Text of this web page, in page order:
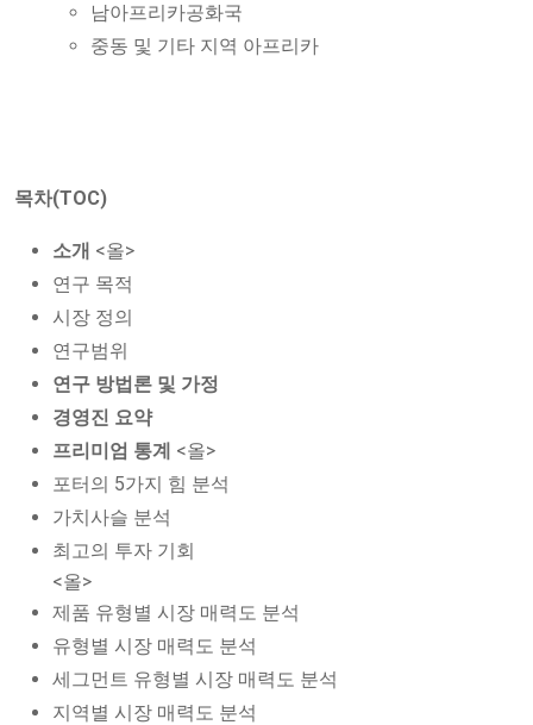
남아프리카공화국
중동 및 기타 지역 아프리카
목차(TOC)
소개 <올>
연구 목적
시장 정의
연구범위
연구 방법론 및 가정
경영진 요약
프리미엄 통계 <올>
포터의 5가지 힘 분석
가치사슬 분석
최고의 투자 기회
<올>
제품 유형별 시장 매력도 분석
유형별 시장 매력도 분석
세그먼트 유형별 시장 매력도 분석
지역별 시장 매력도 분석